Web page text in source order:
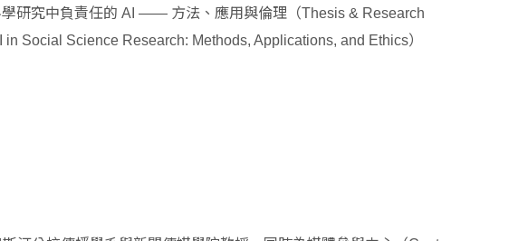
研究中負責任的 AI —— 方法、應用與倫理（Thesis & Research
Social Science Research: Methods, Applications, and Ethics）